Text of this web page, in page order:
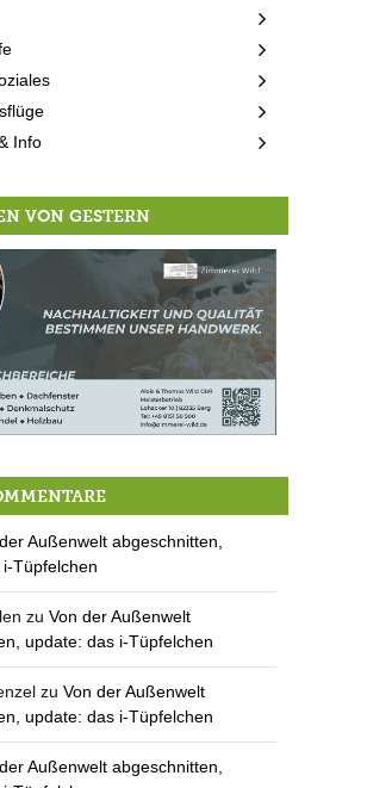
Info
VON GESTERN
Außenwelt abgeschnitten,
Tüpfelchen
zuVon der Außenwelt
update: das i-Tüpfelchen
zuVon der Außenwelt
update: das i-Tüpfelchen
Außenwelt abgeschnitten,